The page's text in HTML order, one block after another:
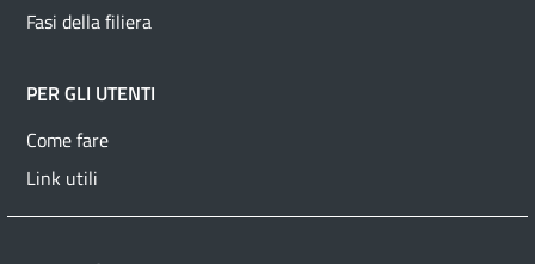
Fasi della filiera
PER GLI UTENTI
Come fare
Link utili